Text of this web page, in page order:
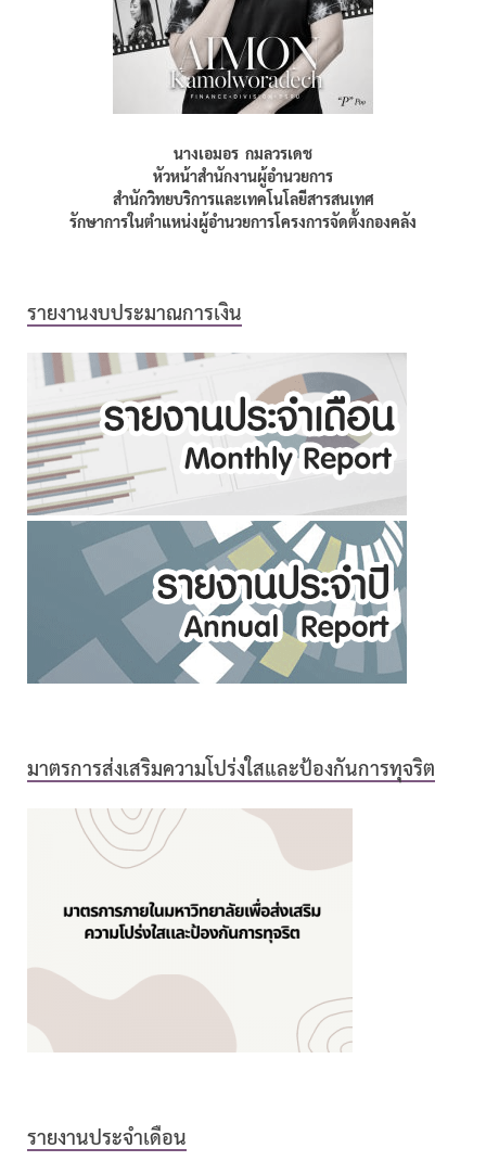
นางเอมอร กมลวรเดช
หัวหน้าสำนักงานผู้อำนวยการ
สำนักวิทยบริการและเทคโนโลยีสารสนเทศ
รักษาการในตำแหน่งผู้อำนวยการโครงการจัดตั้งกองคลัง
รายงานงบประมาณการเงิน
มาตรการส่งเสริมความโปร่งใสและป้องกันการทุจริต
รายงานประจำเดือน